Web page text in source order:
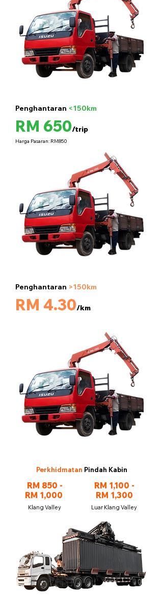
Penghantaran <150km
RM 650/trip
Harga Pasaran: RM850
Penghantaran >150km
RM 4.30/km
Perkhidmatan Pindah Kabin
RM 850 -
RM 1,000
Klang Valley
RM 1,100 -
RM 1,300
Luar Klang Valley